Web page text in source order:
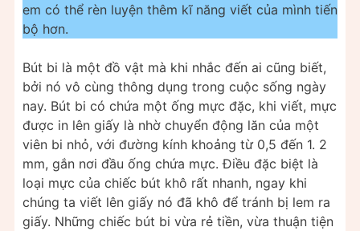
em có thể rèn luyện thêm kĩ năng viết của mình tiến
bộ hơn.
Bút bi là một đồ vật mà khi nhắc đến ai cũng biết,
bởi nó vô cùng thông dụng trong cuộc sống ngày
nay. Bút bi có chứa một ống mực đặc, khi viết, mực
được in lên giấy là nhờ chuyển động lăn của một
viên bi nhỏ, với đường kính khoảng từ 0,5 đến 1. 2
mm, gắn nơi đầu ống chứa mực. Điều đặc biệt là
loại mực của chiếc bút khô rất nhanh, ngay khi
chúng ta viết lên giấy nó đã khô để tránh bị lem ra
giấy. Những chiếc bút bi vừa rẻ tiền, vừa thuận tiện